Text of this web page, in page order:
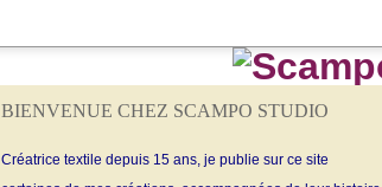
BIENVENUE CHEZ SCAMPO STUDIO
Créatrice textile depuis 15 ans, je publie sur ce site